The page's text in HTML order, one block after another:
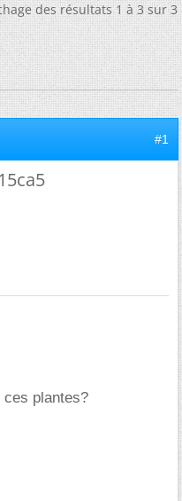
des résultats 1 à 3 sur 3
#1
ces plantes?